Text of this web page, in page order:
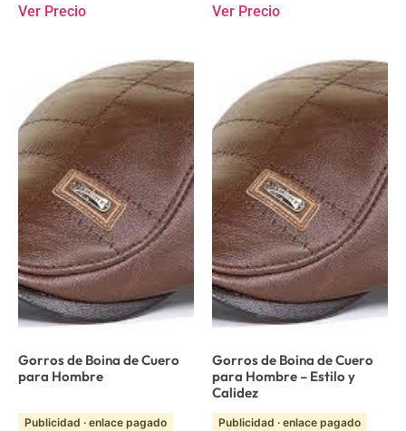
Ver Precio Ver Precio
Gorros de Boina de Cuero
para Hombre
Publicidad · enlace pagado
Gorros de Boina de Cuero
para Hombre – Estilo y
Calidez
Publicidad · enlace pagado